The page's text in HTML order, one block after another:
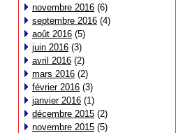
novembre 2016 (6)
septembre 2016 (4)
août 2016 (5)
juin 2016 (3)
avril 2016 (2)
mars 2016 (2)
février 2016 (3)
janvier 2016 (1)
décembre 2015 (2)
novembre 2015 (5)